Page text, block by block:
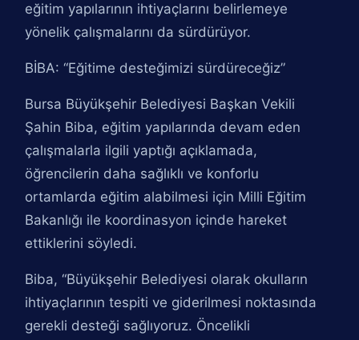
eğitim yapılarının ihtiyaçlarını belirlemeye
yönelik çalışmalarını da sürdürüyor.
BİBA: “Eğitime desteğimizi sürdüreceğiz”
Bursa Büyükşehir Belediyesi Başkan Vekili
Şahin Biba, eğitim yapılarında devam eden
çalışmalarla ilgili yaptığı açıklamada,
öğrencilerin daha sağlıklı ve konforlu
ortamlarda eğitim alabilmesi için Milli Eğitim
Bakanlığı ile koordinasyon içinde hareket
ettiklerini söyledi.
Biba, “Büyükşehir Belediyesi olarak okulların
ihtiyaçlarının tespiti ve giderilmesi noktasında
gerekli desteği sağlıyoruz. Öncelikli